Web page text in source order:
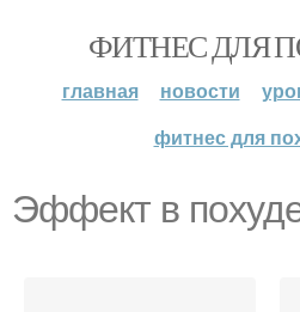
ФИТНЕС ДЛЯ
главная новости
фитнес для
Эффект в